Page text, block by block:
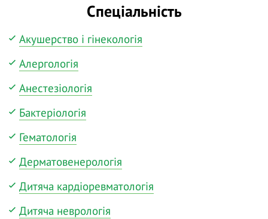
Спеціальність
Акушерство і гінекологія
Алергологія
Анестезіологія
Бактеріологія
Гематологія
Дерматовенерологія
Дитяча кардіоревматологія
Дитяча неврологія